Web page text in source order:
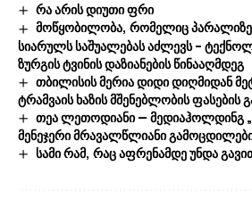
რა არის დიუთი ფრი
მოწყობილობა, რომელიც
სიარულს საშუალებას აძლევს –
ზურგის ტვინის დაზიანების წინააღმდეგ
თბილისის მერია დიდი დიღმიდან
ტრამვაის ხაზის მშენებლობის ფასების
თეა ლეთოდიანი — მედიაჰოლდინგ
მენეჯერი მრავალწლიანი
სამი რამ, რაც აფრენამდე უნდა